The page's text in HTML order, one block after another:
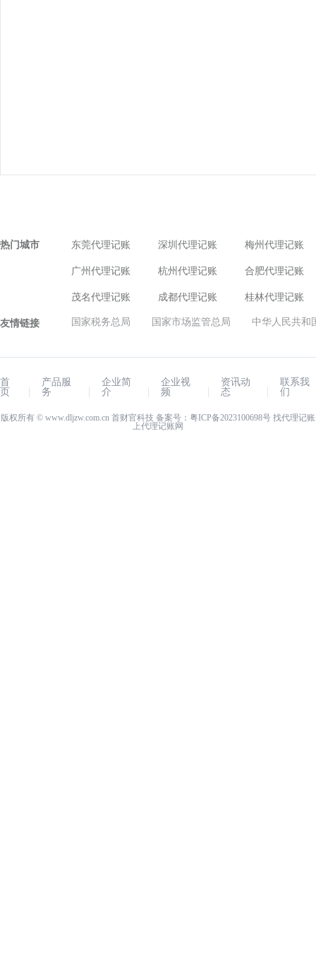
热门城市 东莞代理记账 深圳代理记账 梅州代理记账
广州代理记账 杭州代理记账 合肥代理记账
茂名代理记账 成都代理记账 桂林代理记账
友情链接 国家税务总局 国家市场监管总局 中华人民共和
首
页
产品服
务
企业简
介
企业视
频
资讯动
态
联系我
们
版权所有 © www.dljzw.com.cn 首财官科技 备案号： 粤ICP备2023100698号 找代理记账
上代理记账网